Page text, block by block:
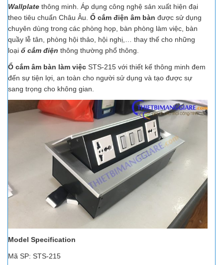
Wallplate thông minh. Áp dụng công nghệ sản xuất hiện đại
theo tiêu chuẩn Châu Âu. Ổ cắm điện âm bàn được sử dụng
chuyên dùng trong các phòng họp, bàn phòng làm việc, bàn
quầy lễ tân, phòng hội thảo, hội nghị,… thay thế cho những
loại ổ cắm điện thông thường phổ thông.
Ổ cắm âm bàn làm việc STS-215 với thiết kế thông minh đem
đến sự tiện lợi, an toàn cho người sử dụng và tạo được sự
sang trọng cho không gian.
Model Specification
Mã SP: STS-215